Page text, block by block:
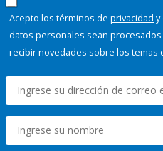
Acepto los términos de privacidad y
datos personales sean
recibir novedades sobre los temas